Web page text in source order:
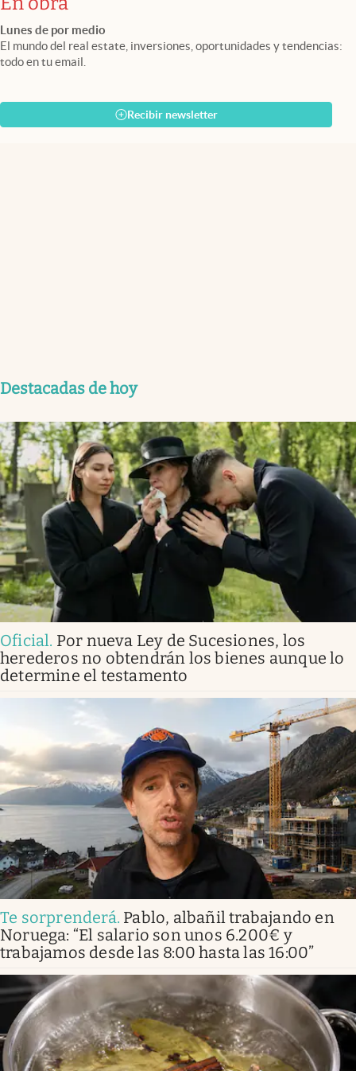
Lunes de por medio
El mundo del real estate, inversiones, oportunidades y tendencias:
todo en tu email.
Recibir newsletter
Destacadas de hoy
Oficial. Por nueva Ley de Sucesiones, los
herederos no obtendrán los bienes aunque lo
determine el testamento
Te sorprenderá. Pablo, albañil trabajando en
Noruega: “El salario son unos 6.200€ y
trabajamos desde las 8:00 hasta las 16:00”